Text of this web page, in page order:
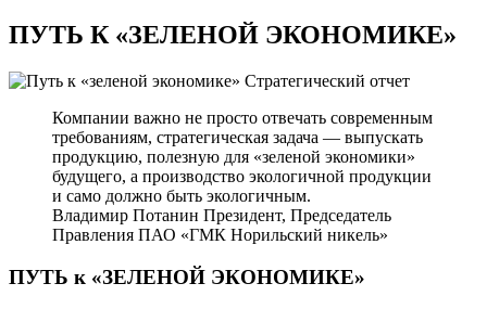
ПУТЬ К«ЗЕЛЕНОЙ ЭКОНОМИКЕ»
Стратегический отчет
Компании важно не просто отвечать современным
требованиям, стратегическая задача — выпускать
продукцию, полезную для «зеленой экономики»
будущего, а производство экологичной продукции
и само должно быть экологичным.
Владимир Потанин Президент, Председатель
Правления ПАО «ГМК Норильский никель»
ПУТЬ к «ЗЕЛЕНОЙ ЭКОНОМИКЕ»